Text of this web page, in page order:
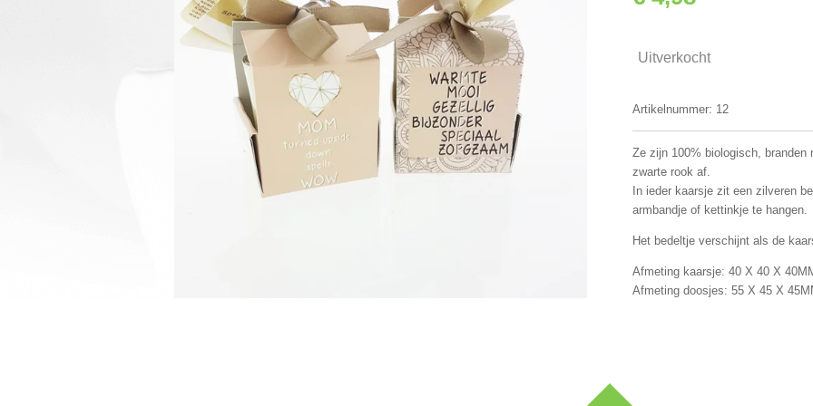
Uitverkocht
Artikelnummer: 12
Ze zijn 100% biologisch, branden
zwarte rook af.
In ieder kaarsje zit een zilveren
armbandje of kettinkje te hangen.
Het bedeltje verschijnt als de
Afmeting kaarsje: 40 X 40 X
Afmeting doosjes: 55 X 45 X